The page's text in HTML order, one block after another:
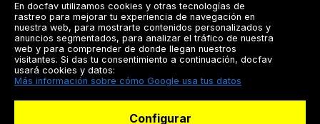
Registrarse
Docfav
En docfav utilizamos cookies y otras tecnologías de
rastreo para mejorar tu experiencia de navegación en
nuestra web, para mostrarte contenidos personalizados y
anuncios segmentados, para analizar el tráfico de nuestra
web y para comprender de donde llegan nuestros
visitantes. Si das tu consentimiento a continuación, docfav
usará cookies y datos:
Más información sobre cómo Google usa tus datos
Configurar